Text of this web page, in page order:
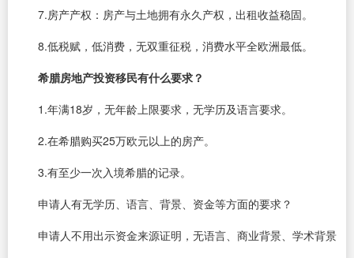
7.房产产权：房产与土地拥有永久产权，出租收益稳固。
8.低税赋，低消费，无双重征税，消费水平全欧洲最低。
希腊房地产投资移民有什么要求？
1.年满18岁，无年龄上限要求，无学历及语言要求。
2.在希腊购买25万欧元以上的房产。
3.有至少一次入境希腊的记录。
申请人有无学历、语言、背景、资金等方面的要求？
申请人不用出示资金来源证明，无语言、商业背景、学术背景